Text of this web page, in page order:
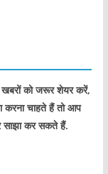
खबरों को जरूर शेयर करें,
करना चाहते हैं तो आप
कर सकते हैं.